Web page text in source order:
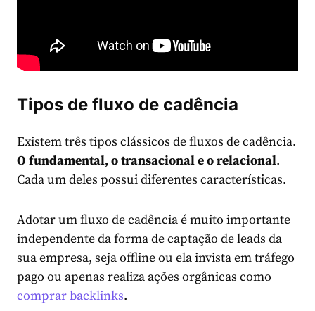
Tipos de fluxo de cadência
Existem três tipos clássicos de fluxos de cadência.
O fundamental, o transacional e o relacional.
Cada um deles possui diferentes características.
Adotar um fluxo de cadência é muito importante
independente da forma de captação de leads da
sua empresa, seja offline ou ela invista em tráfego
pago ou apenas realiza ações orgânicas como
comprar backlinks.